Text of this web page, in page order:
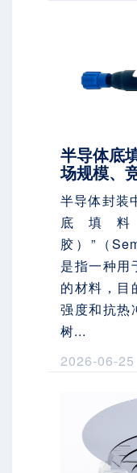
半导体底
场规模、
半导体封装
底填
胶）”（
是指一种用
的材料，目
强度和抗热
树...
2026-06-25